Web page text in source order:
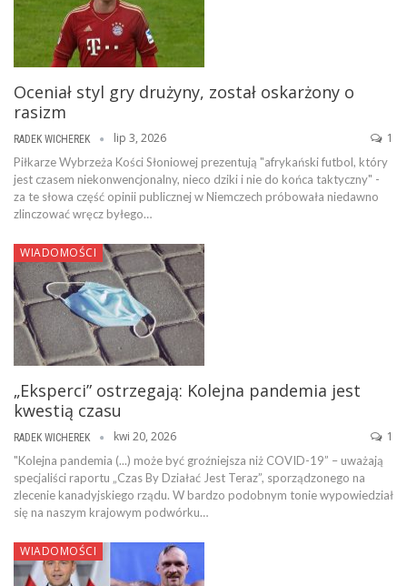
Oceniał styl gry drużyny, został oskarżony o
rasizm
RADEK WICHEREK lip 3, 2026 1
Piłkarze Wybrzeża Kości Słoniowej prezentują "afrykański futbol, który
jest czasem niekonwencjonalny, nieco dziki i nie do końca taktyczny" -
za te słowa część opinii publicznej w Niemczech próbowała niedawno
zlinczować wręcz byłego…
WIADOMOŚCI
„Eksperci” ostrzegają: Kolejna pandemia jest
kwestią czasu
RADEK WICHEREK kwi 20, 2026 1
"Kolejna pandemia (...) może być groźniejsza niż COVID-19” – uważają
specjaliści raportu „Czas By Działać Jest Teraz”, sporządzonego na
zlecenie kanadyjskiego rządu. W bardzo podobnym tonie wypowiedział
się na naszym krajowym podwórku…
WIADOMOŚCI